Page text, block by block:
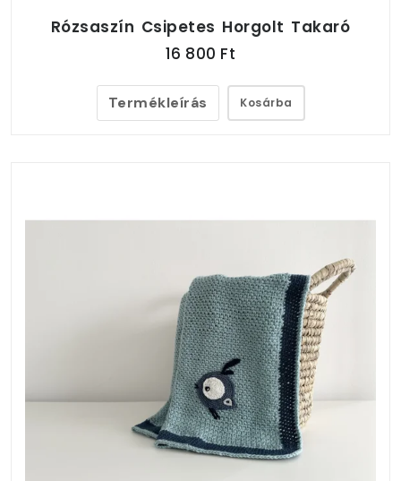
Rózsaszín Csipetes Horgolt Takaró
16 800 Ft
Termékleírás Kosárba